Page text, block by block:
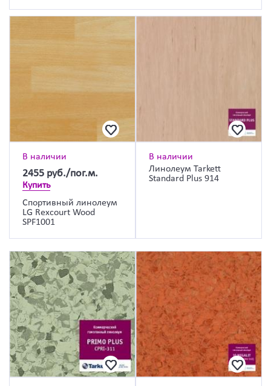
В наличии
2455 руб./пог.м.
Купить
Спортивный линолеум
LG Rexcourt Wood
SPF1001
В наличии
Линолеум Tarkett
Standard Plus 914